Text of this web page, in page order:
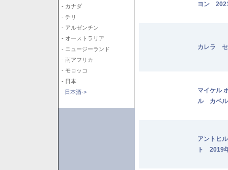
- カナダ
- チリ
- アルゼンチン
- オーストラリア
- ニュージーランド
- 南アフリカ
- モロッコ
- 日本
日本酒->
ヨン
カレラ
マイケル
ル カベ
アントヒ
ト 2019